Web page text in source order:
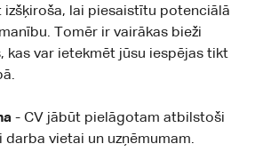
izšķiroša, lai piesaistītu potenciālā
Tomēr ir vairākas bieži
kas var ietekmēt jūsu iespējas tikt
- CV jābūt pielāgotam atbilstoši
darba vietai un uzņēmumam.